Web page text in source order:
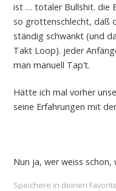
ist … totaler Bullshit. die
so grottenschlecht, daß
ständig schwankt (und
Takt Loop). jeder
man manuell Tap’t.
Hätte ich mal vorher
seine Erfahrungen mit
Nun ja, wer weiss schon,
Speichere in deinen